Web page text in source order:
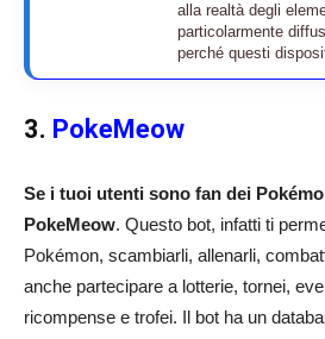
alla realtà degli
particolarmente
perché questi
3. PokeMeow
Se i tuoi utenti sono fan dei
PokeMeow. Questo bot, infatti ti
Pokémon, scambiarli, allenarli,
anche partecipare a lotterie, tornei,
ricompense e trofei. Il bot ha un